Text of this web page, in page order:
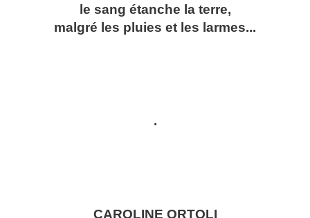
le sang étanche la terre,
malgré les pluies et les larmes...
.
CAROLINE ORTOLI